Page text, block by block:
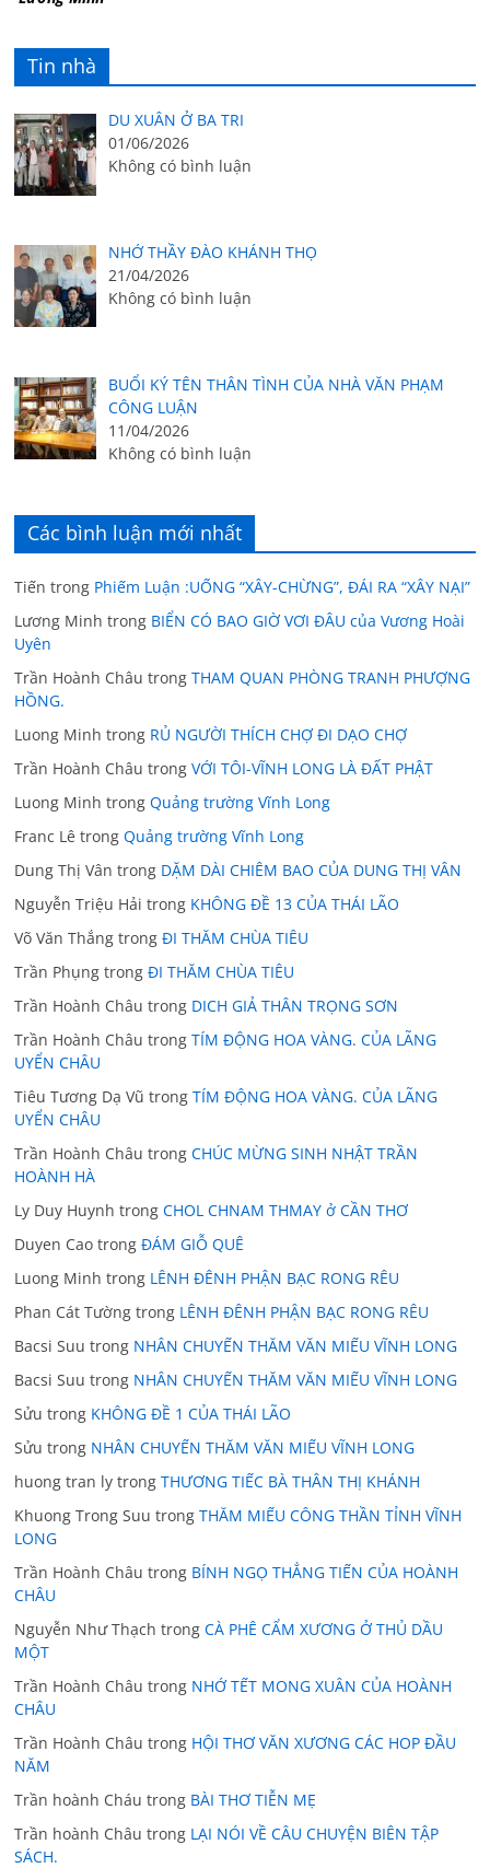
Tin nhà
DU XUÂN Ở BA TRI
01/06/2026
Không có bình luận
NHỚ THẦY ĐÀO KHÁNH THỌ
21/04/2026
Không có bình luận
BUỔI KÝ TÊN THÂN TÌNH CỦA NHÀ VĂN PHẠM
CÔNG LUẬN
11/04/2026
Không có bình luận
Các bình luận mới nhất
Tiến trong Phiếm Luận :UỐNG “XÂY-CHỪNG”, ĐÁI RA “XÂY NẠI”
Lương Minh trong BIỂN CÓ BAO GIỜ VƠI ĐÂU của Vương Hoài
Uyên
Trần Hoành Châu trongTHAM QUAN PHÒNG TRANH PHƯỢNG
HỒNG.
Luong Minh trong RỦ NGƯỜI THÍCH CHỢ ĐI DẠO CHỢ
Trần Hoành Châu trongVỚI TÔI-VĨNH LONG LÀ ĐẤT PHẬT
Luong Minh trongQuảng trường Vĩnh Long
Franc Lê trongQuảng trường Vĩnh Long
Dung Thị Vân trong DẶM DÀI CHIÊM BAO CỦA DUNG THỊ VÂN
Nguyễn Triệu Hải trong KHÔNG ĐỀ 13 CỦA THÁI LÃO
Võ Văn Thắng trongĐI THĂM CHÙA TIÊU
Trần Phụng trongĐI THĂM CHÙA TIÊU
Trần Hoành Châu trong DICH GIẢ THÂN TRỌNG SƠN
Trần Hoành Châu trongTÍM ĐỘNG HOA VÀNG. CỦA LÃNG
UYỂN CHÂU
Tiêu Tương Dạ Vũ trongTÍM ĐỘNG HOA VÀNG. CỦA LÃNG
UYỂN CHÂU
Trần Hoành Châu trongCHÚC MỪNG SINH NHẬT TRẦN
HOÀNH HÀ
Ly Duy Huynh trongCHOL CHNAM THMAY ở CẦN THƠ
Duyen Cao trongĐÁM GIỖ QUÊ
Luong Minh trong LÊNH ĐÊNH PHẬN BẠC RONG RÊU
Phan Cát Tường trong LÊNH ĐÊNH PHẬN BẠC RONG RÊU
Bacsi Suu trong NHÂN CHUYẾN THĂM VĂN MIẾU VĨNH LONG
Bacsi Suu trong NHÂN CHUYẾN THĂM VĂN MIẾU VĨNH LONG
Sửu trong KHÔNG ĐỀ 1 CỦA THÁI LÃO
Sửu trong NHÂN CHUYẾN THĂM VĂN MIẾU VĨNH LONG
huong tran ly trongTHƯƠNG TIẾC BÀ THÂN THỊ KHÁNH
Khuong Trong Suu trongTHĂM MIẾU CÔNG THẦN TỈNH VĨNH
LONG
Trần Hoành Châu trong BÍNH NGỌ THẲNG TIẾN CỦA HOÀNH
CHÂU
Nguyễn Như Thạch trongCÀ PHÊ CẨM XƯƠNG Ở THỦ DẦU
MỘT
Trần Hoành Châu trong NHỚ TẾT MONG XUÂN CỦA HOÀNH
CHÂU
Trần Hoành Châu trong HỘI THƠ VĂN XƯƠNG CÁC HOP ĐẦU
NĂM
Trần hoành Cháu trong BÀI THƠ TIỄN MẸ
Trần hoành Châu trong LẠI NÓI VỀ CÂU CHUYỆN BIÊN TẬP
SÁCH.